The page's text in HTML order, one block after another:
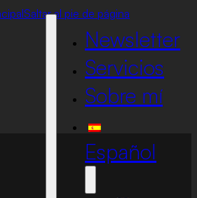
Saltar al pie de página
Newsletter
Servicios
Sobre mí
Español